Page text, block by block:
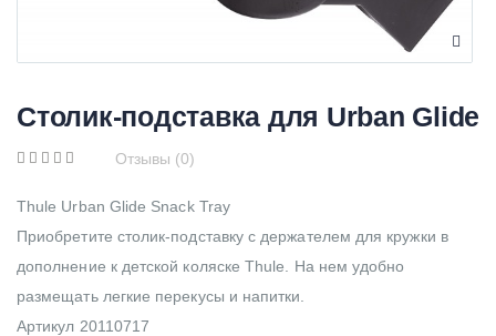
Столик-подставка для Urban Glide
Отзывы (0)
Thule Urban Glide Snack Tray
Приобретите столик-подставку с держателем для кружки в
дополнение к детской коляске Thule. На нем удобно
размещать легкие перекусы и напитки.
Артикул 20110717